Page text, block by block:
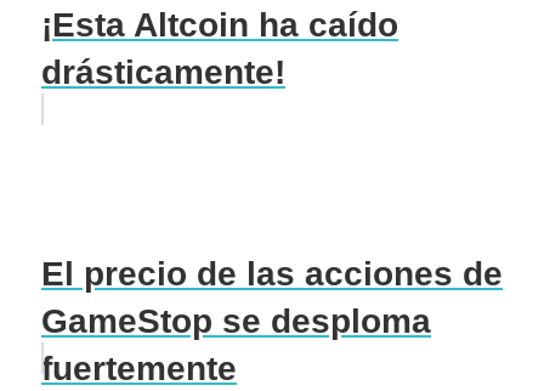
¡Esta Altcoin ha caído
drásticamente!
El precio de las acciones de
GameStop se desploma
fuertemente